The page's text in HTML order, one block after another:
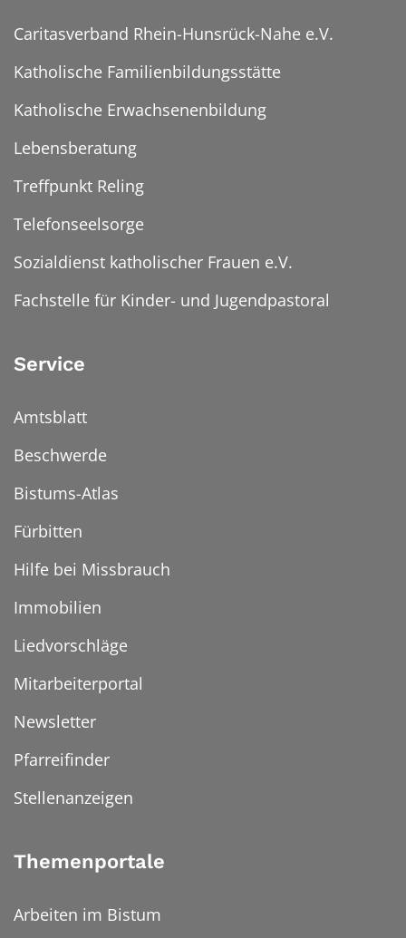
Caritasverband Rhein-Hunsrück-Nahe e.V.
Katholische Familienbildungsstätte
Katholische Erwachsenenbildung
Lebensberatung
Treffpunkt Reling
Telefonseelsorge
Sozialdienst katholischer Frauen e.V.
Fachstelle für Kinder- und Jugendpastoral
Service
Amtsblatt
Beschwerde
Bistums-Atlas
Fürbitten
Hilfe bei Missbrauch
Immobilien
Liedvorschläge
Mitarbeiterportal
Newsletter
Pfarreifinder
Stellenanzeigen
Themenportale
Arbeiten im Bistum